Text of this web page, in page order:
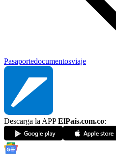
Pasaportedocumentosviaje
Descarga la APPElPaís.com.co: